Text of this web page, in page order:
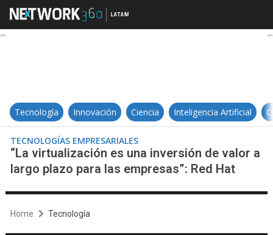
“La virtualización es una
Tecnología Innovación Ciencia Inteligencia Artificial
TECNOLOGÍAS EMPRESARIALES
“La virtualización es una inversión de valor a
largo plazo para las empresas”: Red Hat
Home Tecnología